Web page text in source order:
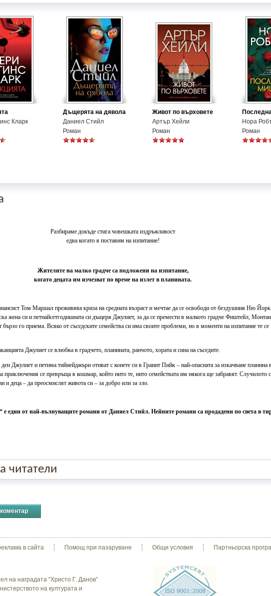
Кларк
Дъщерята на дявола
Даниел Стийл
Роман
Живот по върховете
Артър Хейли
Роман
Нора
Роман
Разбираме докъде стига човешката издръжливост
едва когато я поставим на изпитание!
Жителите на малко градче са подложени на изпитание,
когато децата им изчезват по време на излет в планината.
Том Маршал преживява криза на средната възраст и мечтае да се освободи от бездушния Ню
жена си и петнайсетгодишната си дъщеря Джулиет, за да се премести в малкото градче Фиштейл,
бързо го приема. Всяко от съседските семейства си има своите проблеми, но в моменти на изпитание те се
Джулиет се влюбва в градчето, планината, ранчото, хората и сина на съседите.
Джулиет и петима тийнейджъри отиват с конете си в Гранит Пийк – най-опасната за изкачване планина
приключения се превръща в кошмар, който нито те, нито семействата им някога ще забравят. Случилото
и деца – да преосмислят живота си – за добро или за зло.
е един от най-вълнуващите романи от Даниел Стийл. Нейните романи са продадени по света в
читатели
в сайта Помощ при пазаруване Общи условия Партньорска
на наградата “Христо Г. Данов”
на културата и